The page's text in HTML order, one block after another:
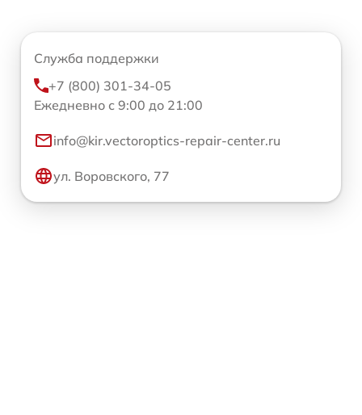
Служба поддержки
+7 (800) 301-34-05
Ежедневно с 9:00 до 21:00
info@kir.vectoroptics-repair-center.ru
ул. Воровского, 77